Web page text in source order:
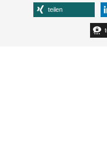
teilen